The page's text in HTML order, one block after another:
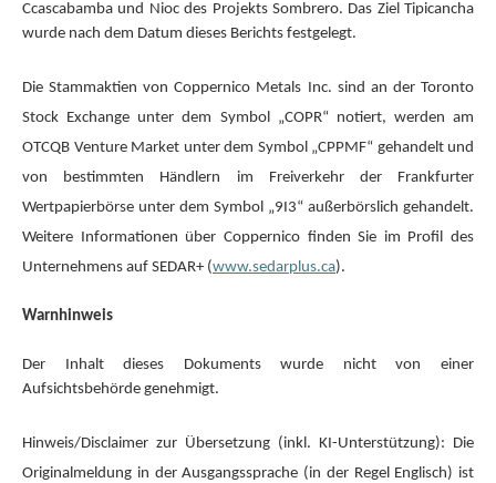
Ccascabamba und Nioc des Projekts Sombrero. Das Ziel Tipicancha
wurde nach dem Datum dieses Berichts festgelegt.
Die Stammaktien von Coppernico Metals Inc. sind an der Toronto
Stock Exchange unter dem Symbol „COPR“ notiert, werden am
OTCQB Venture Market unter dem Symbol „CPPMF“ gehandelt und
von bestimmten Händlern im Freiverkehr der Frankfurter
Wertpapierbörse unter dem Symbol „9I3“ außerbörslich gehandelt.
Weitere Informationen über Coppernico finden Sie im Profil des
Unternehmens auf SEDAR+ (www.sedarplus.ca).
Warnhinweis
Der Inhalt dieses Dokuments wurde nicht von einer
Aufsichtsbehörde genehmigt.
Hinweis/Disclaimer zur Übersetzung (inkl. KI-Unterstützung): Die
Originalmeldung in der Ausgangssprache (in der Regel Englisch) ist